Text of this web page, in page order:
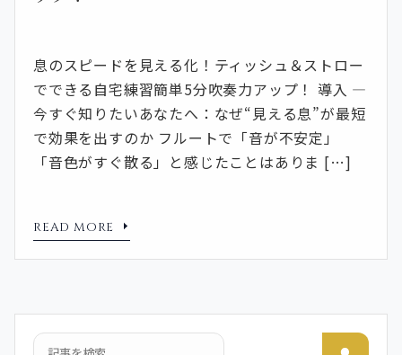
息のスピードを見える化！ティッシュ＆ストロー
でできる自宅練習簡単5分吹奏力アップ！ 導入 —
今すぐ知りたいあなたへ：なぜ“見える息”が最短
で効果を出すのか フルートで「音が不安定」
「音色がすぐ散る」と感じたことはありま […]
READ MORE
検索